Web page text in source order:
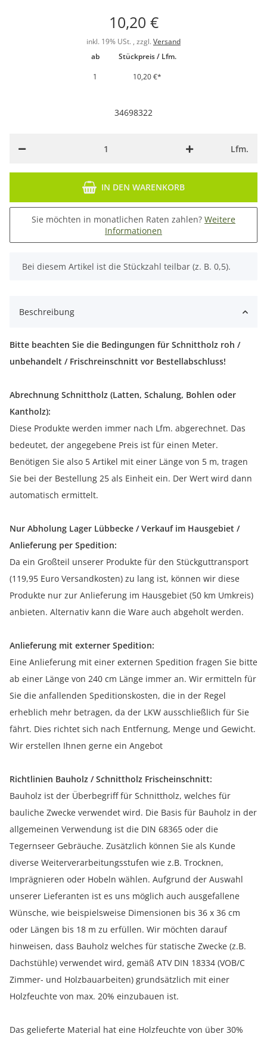
10,20 €
inkl. 19% USt. , zzgl. Versand
ab
Stückpreis / Lfm.
1
10,20 €*
34698322
Lfm.
IN DEN WARENKORB
Sie möchten in monatlichen Raten zahlen? Weitere
Informationen
x
Bei diesem Artikel ist die Stückzahl teilbar (z. B. 0,5).
Beschreibung
Bitte beachten Sie die Bedingungen für Schnittholz roh /
unbehandelt / Frischreinschnitt vor Bestellabschluss!
Abrechnung Schnittholz (Latten, Schalung, Bohlen oder
Kantholz):
Diese Produkte werden immer nach Lfm. abgerechnet. Das
bedeutet, der angegebene Preis ist für einen Meter.
Benötigen Sie also 5 Artikel mit einer Länge von 5 m, tragen
Sie bei der Bestellung 25 als Einheit ein. Der Wert wird dann
automatisch ermittelt.
Nur Abholung Lager Lübbecke / Verkauf im Hausgebiet /
Anlieferung per Spedition:
Da ein Großteil unserer Produkte für den Stückguttransport
(119,95 Euro Versandkosten) zu lang ist, können wir diese
Produkte nur zur Anlieferung im Hausgebiet (50 km Umkreis)
anbieten. Alternativ kann die Ware auch abgeholt werden.
Anlieferung mit externer Spedition:
Eine Anlieferung mit einer externen Spedition fragen Sie bitte
ab einer Länge von 240 cm Länge immer an. Wir ermitteln für
Sie die anfallenden Speditionskosten, die in der Regel
erheblich mehr betragen, da der LKW ausschließlich für Sie
fährt. Dies richtet sich nach Entfernung, Menge und Gewicht.
Wir erstellen Ihnen gerne ein Angebot
Richtlinien Bauholz / Schnittholz Frischeinschnitt:
Bauholz ist der Überbegriff für Schnittholz, welches für
bauliche Zwecke verwendet wird. Die Basis für Bauholz in der
allgemeinen Verwendung ist die DIN 68365 oder die
Tegernseer Gebräuche. Zusätzlich können Sie als Kunde
diverse Weiterverarbeitungsstufen wie z.B. Trocknen,
Imprägnieren oder Hobeln wählen. Aufgrund der Auswahl
unserer Lieferanten ist es uns möglich auch ausgefallene
Wünsche, wie beispielsweise Dimensionen bis 36 x 36 cm
oder Längen bis 18 m zu erfüllen. Wir möchten darauf
hinweisen, dass Bauholz welches für statische Zwecke (z.B.
Dachstühle) verwendet wird, gemäß ATV DIN 18334 (VOB/C
Zimmer- und Holzbauarbeiten) grundsätzlich mit einer
Holzfeuchte von max. 20% einzubauen ist.
Das gelieferte Material hat eine Holzfeuchte von über 30%